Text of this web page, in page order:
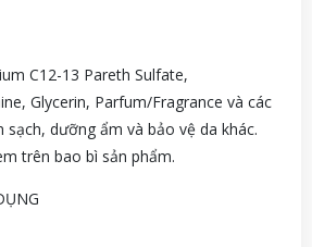
C12-13 Pareth Sulfate,
Glycerin, Parfum/Fragrance và các
dưỡng ẩm và bảo vệ da khác.
trên bao bì sản phẩm.